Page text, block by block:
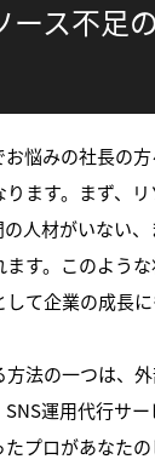
ース不足
悩みの社長の
ます。まず、
人材がいない
す。このよう
して企業の成長
方法の一つは、
運用代行サ
プロがあなた